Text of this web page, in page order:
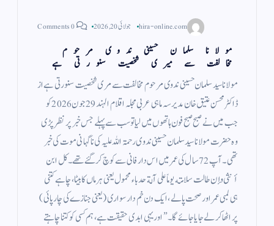
hira-online.com جولائی 20, 2026
مولانا سلمان حسینی ندوی مرحوم
مخالفت سے میری شخصیت سنورتی ہے
مولانا سید سلمان حسینی ندوی مرحوم مخالفت سے مری شخصیت سنورتی ہے از
ڈاکٹر محسن عتیق خان مدیر سہ ماہی عربی مجلہ اقلام الہند 29 جون 2026 کو
جب میں نے صبح صبح فون ہاتھوں میں لیا تو سب سے پہلے جس خبر پر نظر پڑی
وہ حضرت مولانا سید سلمان حسینی ندوی رحمۃ اللہ علیہ کی ناگہانی موت کی خبر
تھی۔ آپ 72 سال کی عمر میں اس دار فانی سے کوچ کر گئے تھے۔ كل ابن
أنثى وإن طالت سلامته يوماً على آلة حدباء محمول یعنی ہر ماں کا بیٹا، چاہے کتنی
ہی لمبی عمر اور صحت پا لے، ایک دن خم دار سواری (یعنی جنازے کی چارپائی)
پر اٹھا کر لے جایا جائے گا۔” اور یہی ابدی حقیقت ہے، ہم کسی کو کتنا چاہتے